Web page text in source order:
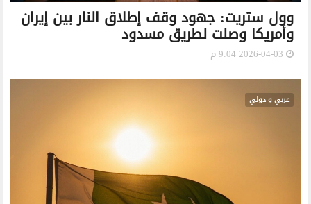
وول ستريت: جهود وقف إطلاق النار بين إيران
وأمريكا وصلت لطريق مسدود
عربي و دولي